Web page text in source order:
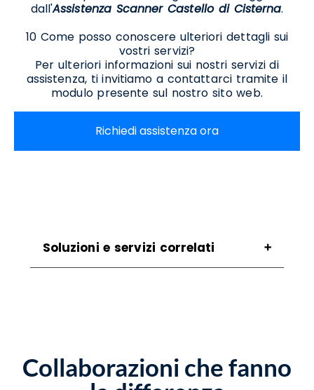
dall'Assistenza Scanner Castello di Cisterna.
10 Come posso conoscere ulteriori dettagli sui
vostri servizi?
Per ulteriori informazioni sui nostri servizi di
assistenza, ti invitiamo a contattarci tramite il
modulo presente sul nostro sito web.
Richiedi assistenza ora
Soluzioni e servizi correlati
Noleggio Stampanti Termiche Castello Di
Cisterna
Collaborazioni che fanno